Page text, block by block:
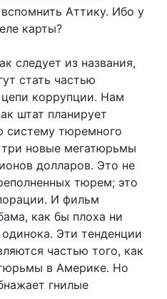
Аттику. Ибо у
карты?
следует из названия,
стать частью
коррупции. Нам
штат планирует
систему тюремного
новые мегатюрьмы
долларов. Это не
тюрем; это
И фильм
как бы плоха ни
Эти тенденции
частью того, как
в Америке. Но
гнилые